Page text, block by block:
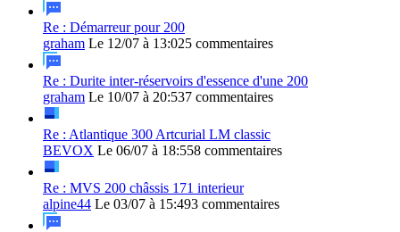
Re : Démarreur pour 200
graham Le 12/07 à 13:025 commentaires
Re : Durite inter-réservoirs d'essence d'une 200
graham Le 10/07 à 20:537 commentaires
Re : Atlantique 300 Artcurial LM classic
BEVOX Le 06/07 à 18:558 commentaires
Re : MVS 200 châssis 171 interieur
alpine44 Le 03/07 à 15:493 commentaires